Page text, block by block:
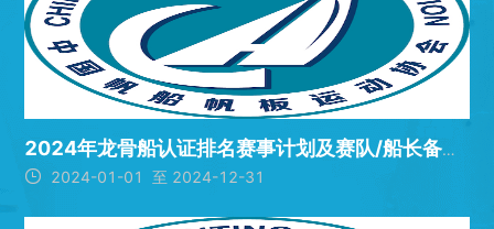
2024年龙骨船认证排名赛事计划及赛队/船长备案排名
 2024-01-01 至 2024-12-31